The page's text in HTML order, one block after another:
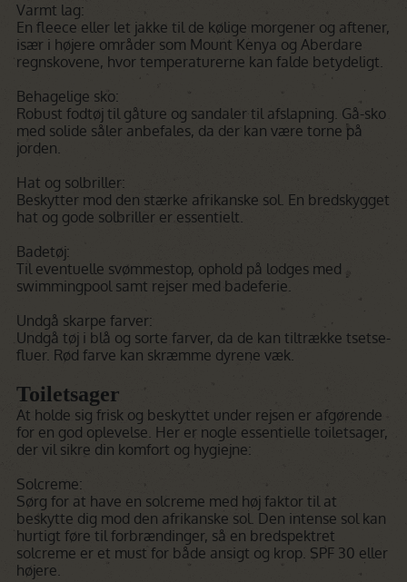
Varmt lag:
En fleece eller let jakke til de kølige morgener og aftener,
især i højere områder som Mount Kenya og Aberdare
regnskovene, hvor temperaturerne kan falde betydeligt.
Behagelige sko:
Robust fodtøj til gåture og sandaler til afslapning. Gå-sko
med solide såler anbefales, da der kan være torne på
jorden.
Hat og solbriller:
Beskytter mod den stærke afrikanske sol. En bredskygget
hat og gode solbriller er essentielt.
Badetøj:
Til eventuelle svømmestop, ophold på lodges med
swimmingpool samt rejser med badeferie.
Undgå skarpe farver:
Undgå tøj i blå og sorte farver, da de kan tiltrække tsetse-
fluer. Rød farve kan skræmme dyrene væk.
Toiletsager
At holde sig frisk og beskyttet under rejsen er afgørende
for en god oplevelse. Her er nogle essentielle toiletsager,
der vil sikre din komfort og hygiejne:
Solcreme:
Sørg for at have en solcreme med høj faktor til at
beskytte dig mod den afrikanske sol. Den intense sol kan
hurtigt føre til forbrændinger, så en bredspektret
solcreme er et must for både ansigt og krop. SPF 30 eller
højere.